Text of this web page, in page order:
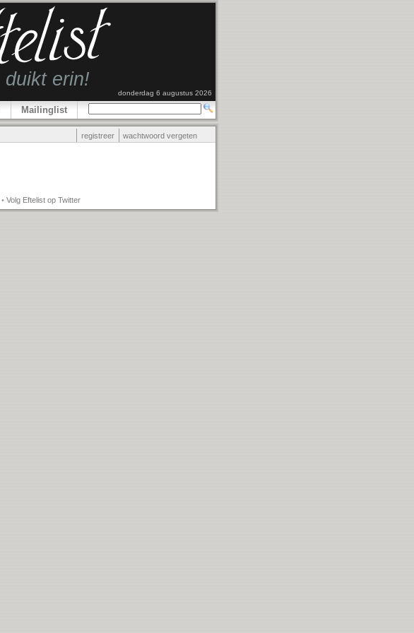
donderdag 6 augustus 2026
Mailinglist
registreer wachtwoord vergeten
• Volg Eftelist op Twitter